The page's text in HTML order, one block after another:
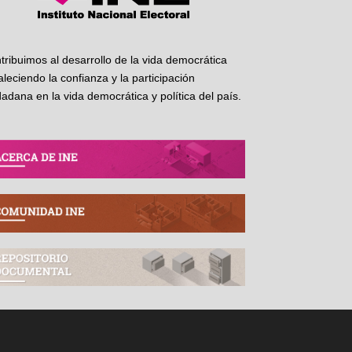
al desarrollo de la vida democrática
la confianza y la participación
en la vida democrática y política del país.